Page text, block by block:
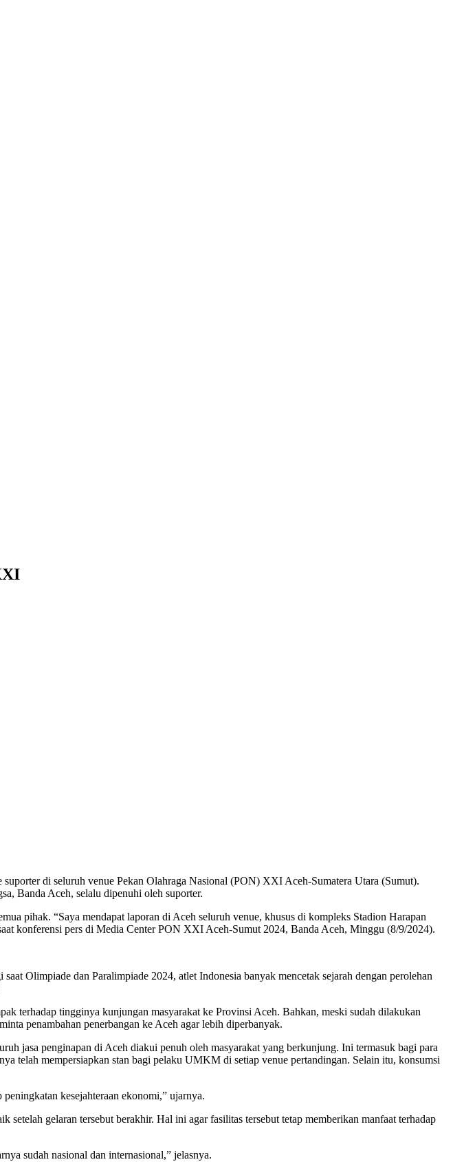
di seluruh venue Pekan Olahraga Nasional (PON) XXI Aceh-Sumatera Utara (Sumut).
Banda Aceh, selalu dipenuhi oleh suporter.
pihak. “Saya mendapat laporan di Aceh seluruh venue, khusus di kompleks Stadion Harapan
konferensi pers di Media Center PON XXI Aceh-Sumut 2024, Banda Aceh, Minggu (8/9/2024).
Olimpiade dan Paralimpiade 2024, atlet Indonesia banyak mencetak sejarah dengan perolehan
terhadap tingginya kunjungan masyarakat ke Provinsi Aceh. Bahkan, meski sudah dilakukan
penambahan penerbangan ke Aceh agar lebih diperbanyak.
jasa penginapan di Aceh diakui penuh oleh masyarakat yang berkunjung. Ini termasuk bagi para
telah mempersiapkan stan bagi pelaku UMKM di setiap venue pertandingan. Selain itu, konsumsi
kesejahteraan ekonomi,” ujarnya.
gelaran tersebut berakhir. Hal ini agar fasilitas tersebut tetap memberikan manfaat terhadap
sudah nasional dan internasional,” jelasnya.